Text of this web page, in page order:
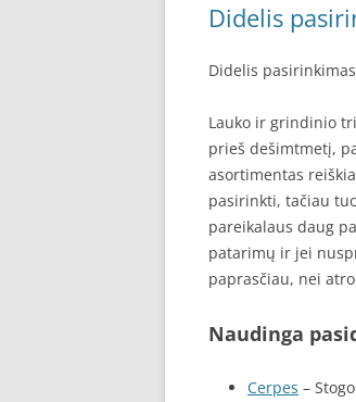
Didelis
Didelis
Lauko ir grindinio
prieš dešimtmetį,
asortimentas
pasirinkti, tačiau
pareikalaus daug
patarimų ir jei
paprasčiau, nei
Naudinga
Cerpes –